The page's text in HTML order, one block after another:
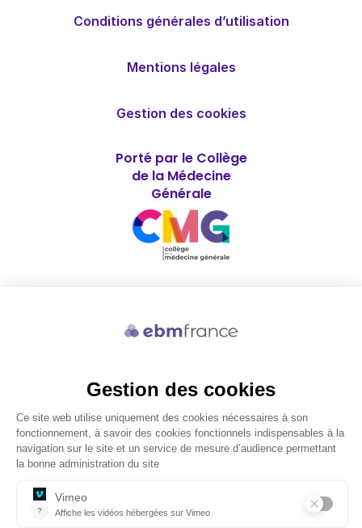
Conditions générales d’utilisation
Mentions légales
Gestion des cookies
Porté par le Collège
de la Médecine
Générale
© 2026 ebmfrance